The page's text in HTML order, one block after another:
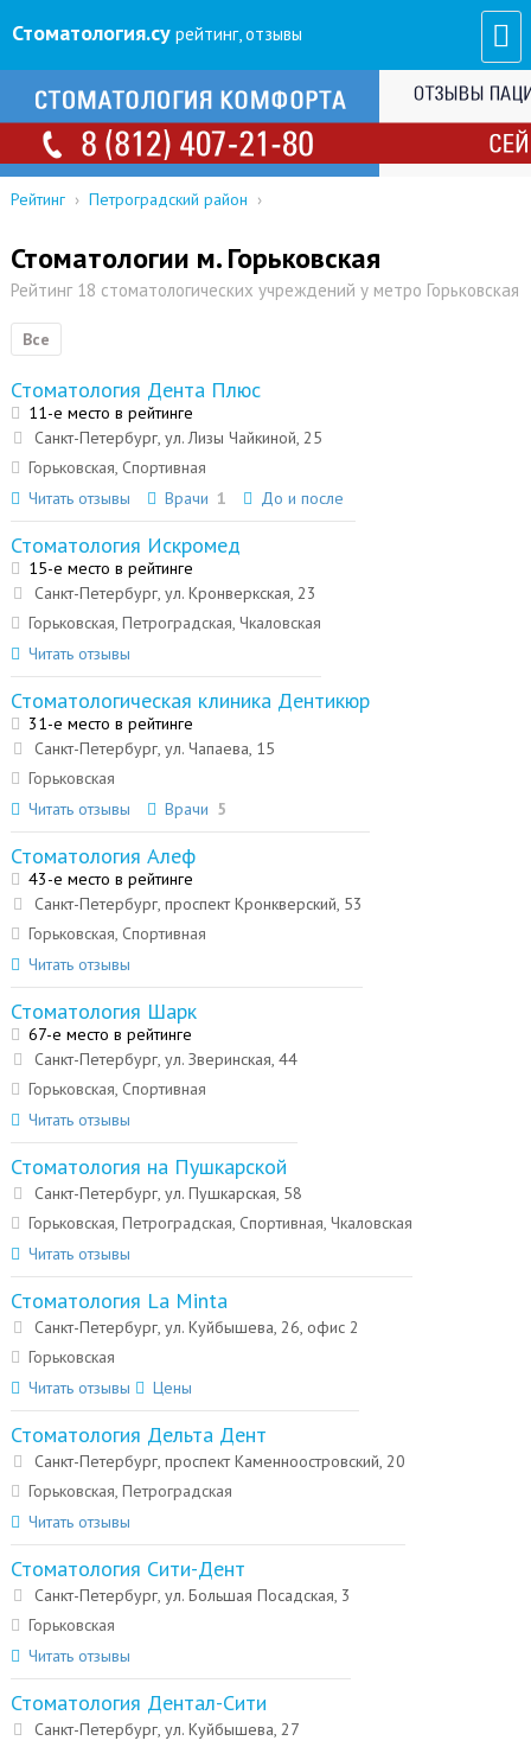
Стоматология.су рейтинг, отзывы
Рейтинг › Петроградский район ›
Стоматологии м. Горьковская
Рейтинг 18 стоматологических учреждений у метро Горьковская
Все
Стоматология Дента Плюс
11-е место в рейтинге
Санкт-Петербург, ул. Лизы Чайкиной, 25
Горьковская, Спортивная
Читать отзывы
Врачи 1 До и после
Стоматология Искромед
15-е место в рейтинге
Санкт-Петербург, ул. Кронверкская, 23
Горьковская, Петроградская, Чкаловская
Читать отзывы
Стоматологическая клиника Дентикюр
31-е место в рейтинге
Санкт-Петербург, ул. Чапаева, 15
Горьковская
Читать отзывы
Врачи 5
Стоматология Алеф
43-е место в рейтинге
Санкт-Петербург, проспект Кронкверский, 53
Горьковская, Спортивная
Читать отзывы
Стоматология Шарк
67-е место в рейтинге
Санкт-Петербург, ул. Зверинская, 44
Горьковская, Спортивная
Читать отзывы
Стоматология на Пушкарской
Санкт-Петербург, ул. Пушкарская, 58
Горьковская, Петроградская, Спортивная, Чкаловская
Читать отзывы
Стоматология La Minta
Санкт-Петербург, ул. Куйбышева, 26, офис 2
Горьковская
Читать отзывы
Цены
Стоматология Дельта Дент
Санкт-Петербург, проспект Каменноостровский, 20
Горьковская, Петроградская
Читать отзывы
Стоматология Сити-Дент
Санкт-Петербург, ул. Большая Посадская, 3
Горьковская
Читать отзывы
Стоматология Дентал-Сити
Санкт-Петербург, ул. Куйбышева, 27